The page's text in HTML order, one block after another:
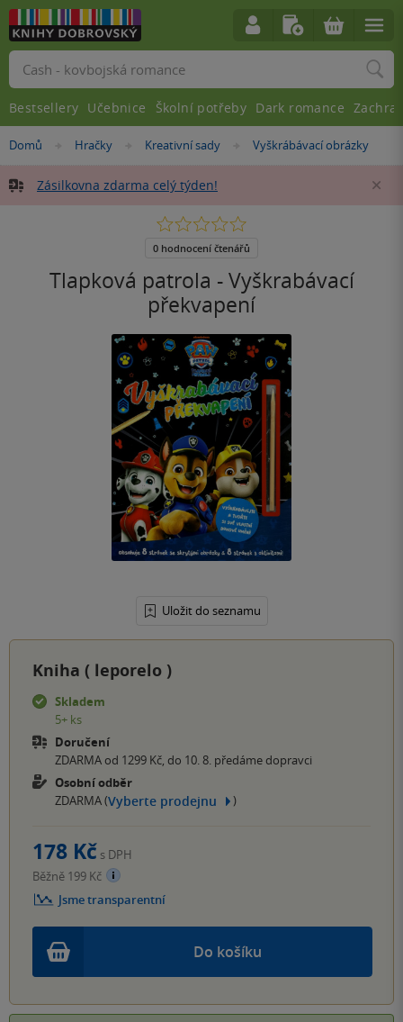
Nacházíte
zde:
Domů »Hračky »
Kreativní sady »
Vyškrábávací obrázky
Zásilkovna zdarma celý týden!
Tlapková patrola - Vyškrabávací
překvapení
Uložit do seznamu
0.0
5
0 hodnocení čtenářů
Kniha ( leporelo )
Skladem
5+ ks
Doručení
ZDARMA od 1299 Kč, do 10. 8. předáme dopravci
Osobní odběr
ZDARMA (Vyberte prodejnu )
Do košíku
178 Kč s DPH
Běžně 199 Kč
Jsme transparentní
Vyhledávání
Bestsellery Učebnice Školní potřeby Dark romance